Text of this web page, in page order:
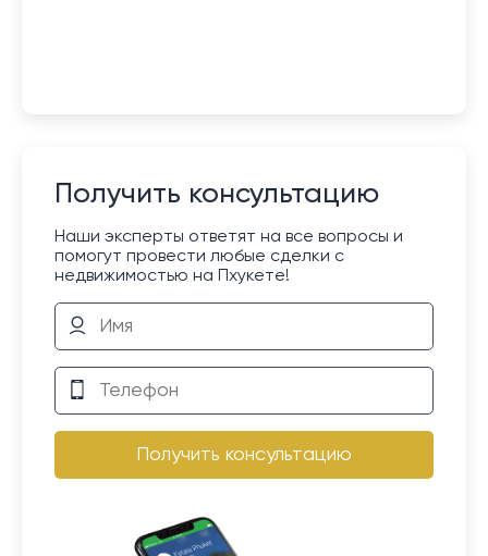
Получить консультацию
Наши эксперты ответят на все вопросы и
помогут провести любые сделки с
недвижимостью на Пхукете!
Получить консультацию